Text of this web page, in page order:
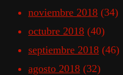
noviembre 2018 (34)
octubre 2018 (40)
septiembre 2018 (46)
agosto 2018 (32)